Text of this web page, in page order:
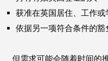
获准在英国居住、工作或
依据另一项符合条件的豁
但需求可能会随着时间的